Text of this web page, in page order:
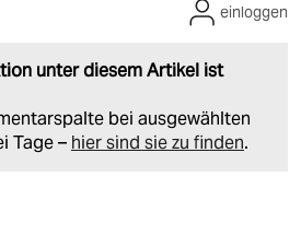
unter diesem Artikel ist
bei ausgewählten
Tage – hier sind sie zu finden.
einloggen